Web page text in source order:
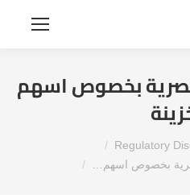
بخصوص اسهم
Regulatory
بخصوص اسهم…